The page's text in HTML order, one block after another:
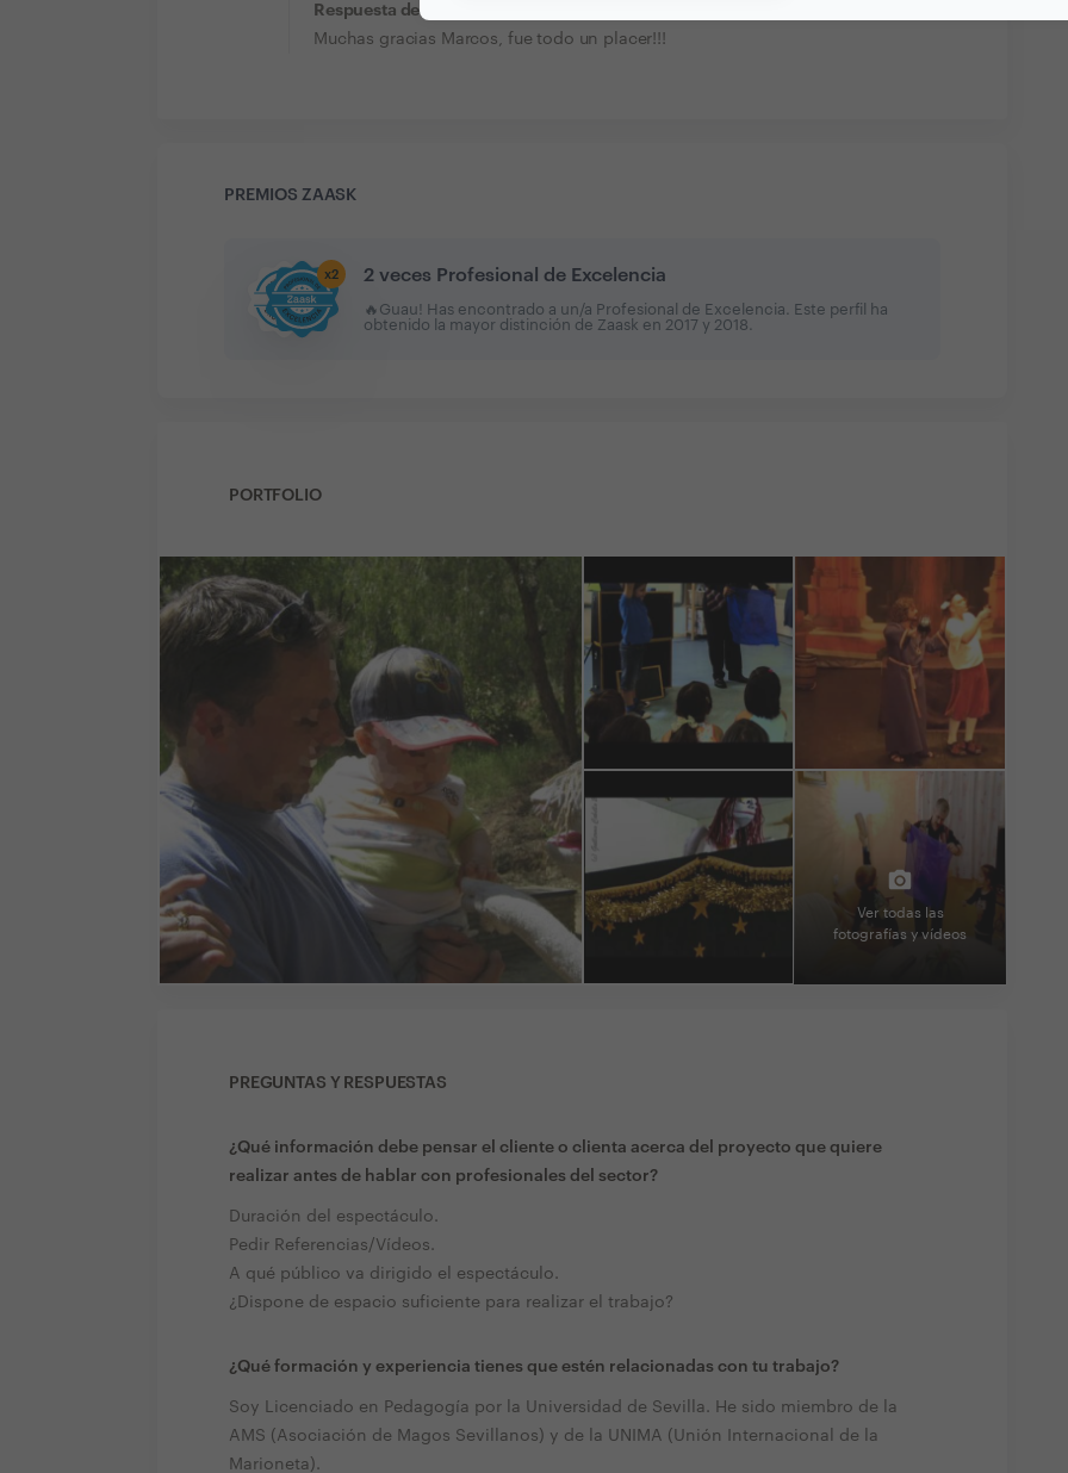
Respuesta de Eldanar Eventos
Muchas gracias Marcos, fue todo un placer!!!
PREMIOS ZAASK
x2 2 veces Profesional de Excelencia
🔥Guau! Has encontrado a un/a Profesional de Excelencia. Este perfil ha
obtenido la mayor distinción de Zaask en 2017 y 2018
PORTFOLIO
Ver todas las
fotografías y vídeos
PREGUNTAS Y RESPUESTAS
¿Qué información debe pensar el cliente o clienta acerca del proyecto que quiere
realizar antes de hablar con profesionales del sector?
Duración del espectáculo.
Pedir Referencias/Vídeos.
A qué público va dirigido el espectáculo.
¿Dispone de espacio suficiente para realizar el trabajo?
¿Qué formación y experiencia tienes que estén relacionadas con tu trabajo?
Soy Licenciado en Pedagogía por la Universidad de Sevilla. He sido miembro de la
AMS (Asociación de Magos Sevillanos) y de la UNIMA (Unión Internacional de la
Marioneta).